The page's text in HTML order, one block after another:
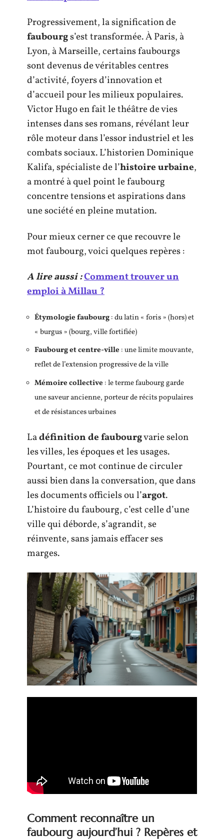
Progressivement, la signification de
faubourgs’est transformée. À Paris, à
Lyon, à Marseille, certains faubourgs
sont devenus de véritables centres
d’activité, foyers d’innovation et
d’accueil pour les milieux populaires.
Victor Hugo en fait le théâtre de vies
intenses dans ses romans, révélant leur
rôle moteur dans l’essor industriel et les
combats sociaux. L’historien Dominique
Kalifa, spécialiste de l’histoire urbaine,
a montré à quel point le faubourg
concentre tensions et aspirations dans
une société en pleine mutation.
Pour mieux cerner ce que recouvre le
mot faubourg, voici quelques repères :
A lire aussi :Comment trouver un
emploi à Millau ?
Étymologie faubourg: du latin « foris » (hors) et
« burgus » (bourg, ville fortifiée)
Faubourg et centre-ville : une limite mouvante,
reflet de l’extension progressive de la ville
Mémoire collective : le terme faubourg garde
une saveur ancienne, porteur de récits populaires
et de résistances urbaines
Ladéfinition de faubourgvarie selon
les villes, les époques et les usages.
Pourtant, ce mot continue de circuler
aussi bien dans la conversation, que dans
les documents officiels ou l’argot.
L’histoire du faubourg, c’est celle d’une
ville qui déborde, s’agrandit, se
réinvente, sans jamais effacer ses
marges.
Comment reconnaître un
faubourg aujourd’hui ? Repères et